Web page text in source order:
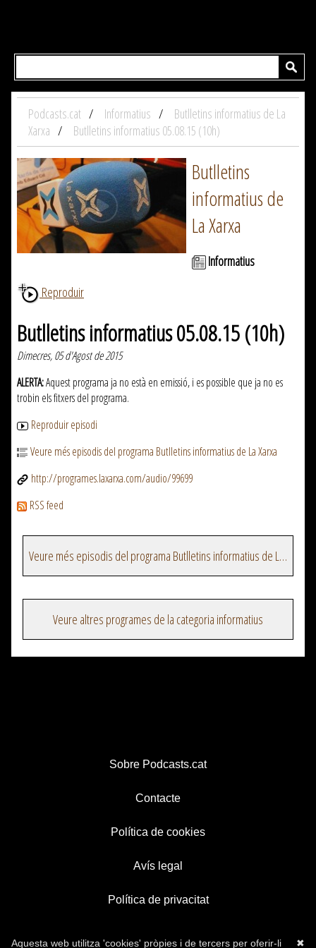
Podcasts.cat Informatius
Butlletins informatius de La
Xarxa
Butlletins informatius 05.08.15 (10h)
Butlletins
informatius de
La Xarxa
Informatius
Reproduir
Butlletins informatius 05.08.15 (10h)
Dimecres, 05 d'Agost de 2015
ALERTA:Aquest programa ja no està en emissió, i es possible que ja no es
trobin els fitxers del programa.
Reproduir episodi
Veure més episodis del programa Butlletins informatius de La Xarxa
http://programes.laxarxa.com/audio/99699
RSS feed
Veure més episodis del programa Butlletins informatius de La Xarxa
Veure altres programes de la categoria informatius
Sobre Podcasts.cat
Contacte
Política de cookies
Avís legal
Política de privacitat
✖
Aquesta web utilitza 'cookies' pròpies i de tercers per oferir-li